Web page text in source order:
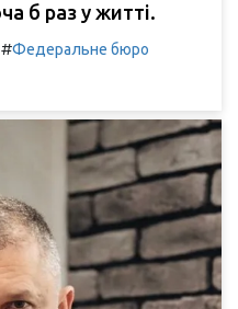
б раз у житті.
#Федеральне бюро